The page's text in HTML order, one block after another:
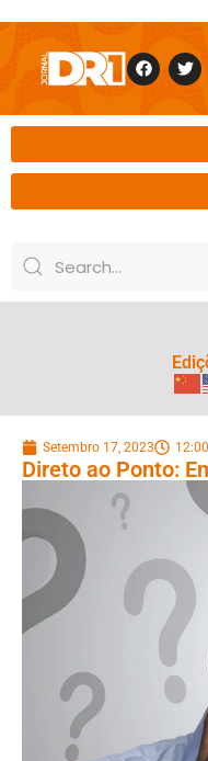
Setembro 17, 2023
Direto ao Ponto: